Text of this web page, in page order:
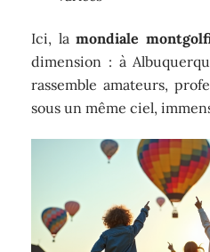
Ici, lamondiale
dimension : à
rassemble amateurs,
sous un même ciel,